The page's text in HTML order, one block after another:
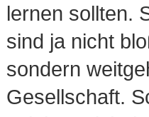
lernen sollten.
sind ja nicht
sondern
Gesellschaft.